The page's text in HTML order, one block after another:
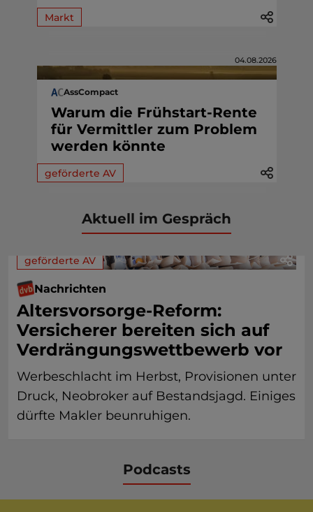
Markt
04.08.2026
AssCompact
Warum die Frühstart-Rente
für Vermittler zum Problem
werden könnte
geförderte AV
Aktuell im Gespräch
geförderte AV
Nachrichten
Altersvorsorge-Reform:
Versicherer bereiten sich auf
Verdrängungswettbewerb vor
Werbeschlacht im Herbst, Provisionen unter
Druck, Neobroker auf Bestandsjagd. Einiges
dürfte Makler beunruhigen.
Podcasts